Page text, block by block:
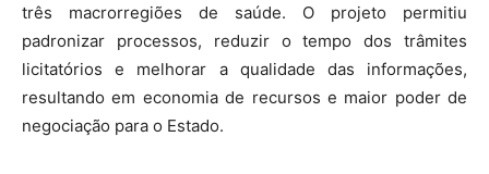
três macrorregiões de saúde. O projeto permitiu
padronizar processos, reduzir o tempo dos trâmites
licitatórios e melhorar a qualidade das informações,
resultando em economia de recursos e maior poder de
negociação para o Estado.